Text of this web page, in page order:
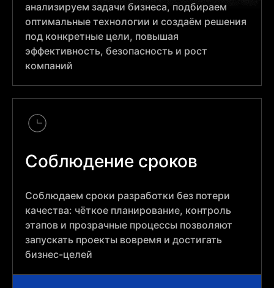
анализируем задачи бизнеса, подбираем
оптимальные технологии и создаём решения
под конкретные цели, повышая
эффективность, безопасность и рост
компаний
Соблюдение сроков
Соблюдаем сроки разработки без потери
качества: чёткое планирование, контроль
этапов и прозрачные процессы позволяют
запускать проекты вовремя и достигать
бизнес-целей